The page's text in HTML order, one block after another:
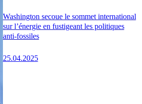
Washington secoue le sommet international
sur l’énergie en fustigeant les politiques
anti-fossiles
25.04.2025